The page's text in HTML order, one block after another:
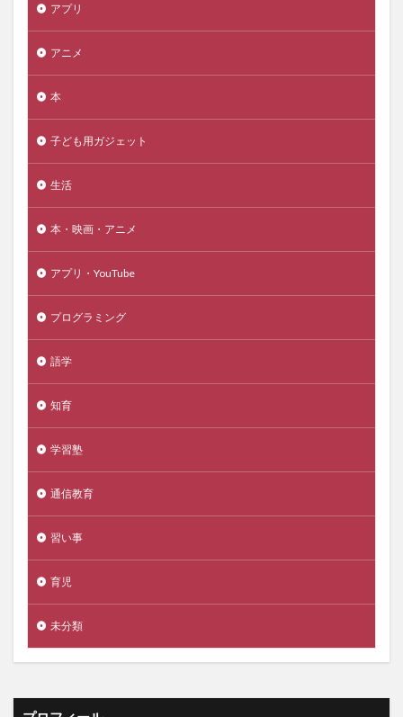
アプリ
アニメ
本
子ども用ガジェット
生活
本・映画・アニメ
アプリ・YouTube
プログラミング
語学
知育
学習塾
通信教育
習い事
育児
未分類